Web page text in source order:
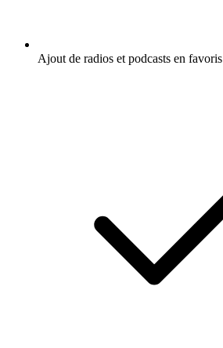
Ajout de radios et podcasts en favoris